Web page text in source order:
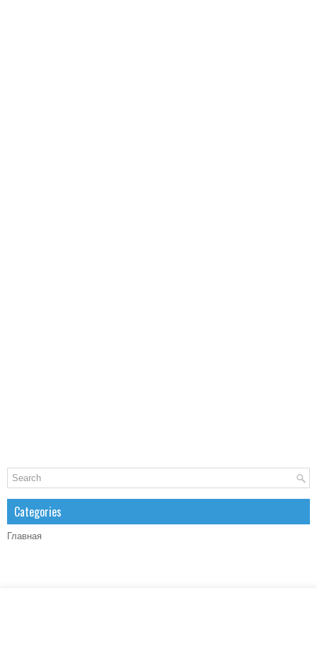
Categories
Главная